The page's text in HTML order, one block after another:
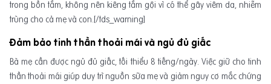
trong bồn tắm, không nên kiêng tắm gội vì có thể gây viêm da, nhiễm
trùng cho cả mẹ và con.[/tds_warning]
Đảm bảo tinh thần thoải mái và ngủ đủ giấc
Bà mẹ cần được ngủ đủ giấc, tối thiểu 8 tiếng/ngày. Việc giữ cho tinh
thần thoải mái giúp duy trì nguồn sữa mẹ và giảm nguy cơ mắc chứng